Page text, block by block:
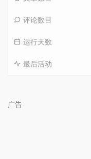
评论数目
运行天数
最后活动
广告